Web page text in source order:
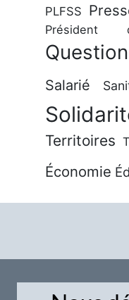
PLFSS
Président
Question
Salarié
Territoires
Économie